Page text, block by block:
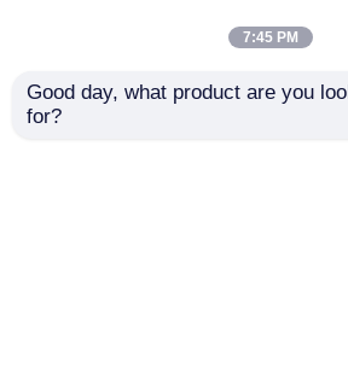
7:45 PM
Good day, what product are you
for?